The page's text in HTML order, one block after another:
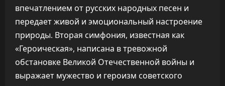
впечатлением от русских народных песен и
передает живой и эмоциональный настроение
природы. Вторая симфония, известная как
«Героическая», написана в тревожной
обстановке Великой Отечественной войны и
выражает мужество и героизм советского